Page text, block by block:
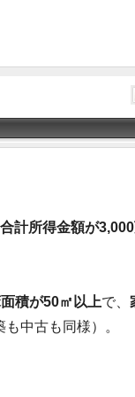
計所得金額が
積が50㎡以上で、
中古も同様）。